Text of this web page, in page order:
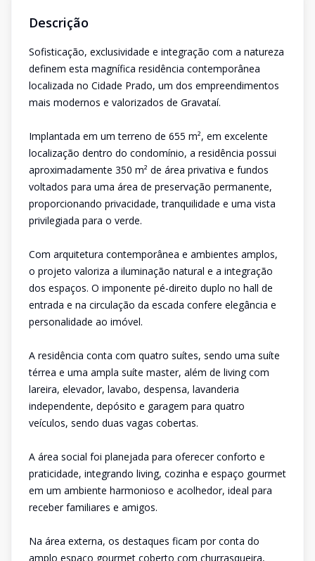
Descrição
Sofisticação, exclusividade e integração com a natureza
definem esta magnífica residência contemporânea
localizada no Cidade Prado, um dos empreendimentos
mais modernos e valorizados de Gravataí.
Implantada em um terreno de 655 m², em excelente
localização dentro do condomínio, a residência possui
aproximadamente 350 m² de área privativa e fundos
voltados para uma área de preservação permanente,
proporcionando privacidade, tranquilidade e uma vista
privilegiada para o verde.
Com arquitetura contemporânea e ambientes amplos,
o projeto valoriza a iluminação natural e a integração
dos espaços. O imponente pé-direito duplo no hall de
entrada e na circulação da escada confere elegância e
personalidade ao imóvel.
A residência conta com quatro suítes, sendo uma suíte
térrea e uma ampla suíte master, além de living com
lareira, elevador, lavabo, despensa, lavanderia
independente, depósito e garagem para quatro
veículos, sendo duas vagas cobertas.
A área social foi planejada para oferecer conforto e
praticidade, integrando living, cozinha e espaço gourmet
em um ambiente harmonioso e acolhedor, ideal para
receber familiares e amigos.
Na área externa, os destaques ficam por conta do
amplo espaço gourmet coberto com churrasqueira,